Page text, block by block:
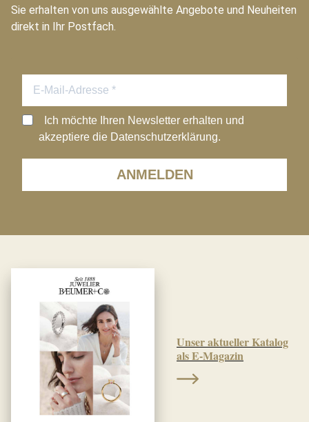
Sie erhalten von uns ausgewählte Angebote und Neuheiten
direkt in Ihr Postfach.
ANMELDEN
Ich möchte Ihren Newsletter erhalten und
akzeptiere die Datenschutzerklärung.
Unser aktueller Katalog
als E-Magazin